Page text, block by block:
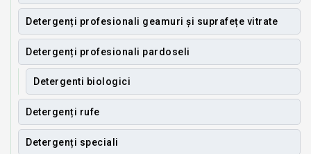
Detergenți profesionali geamuri și suprafețe vitrate
Detergenți profesionali pardoseli
Detergenti biologici
Detergenți rufe
Detergenți speciali